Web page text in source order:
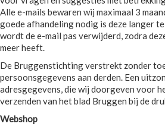
Alle e-mails bewaren wij maximaal 3
goede afhandeling nodig is deze langer
wordt de e-mail pas verwijderd, zodra
meer heeft.
De Bruggenstichting verstrekt zonder
persoonsgegevens aan derden. Een
adresgegevens, die wij doorgeven voor
verzenden van het blad Bruggen bij de
Webshop